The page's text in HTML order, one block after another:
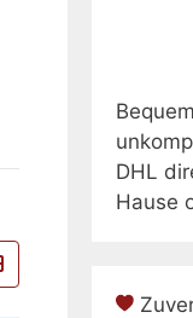
DHL
Hause